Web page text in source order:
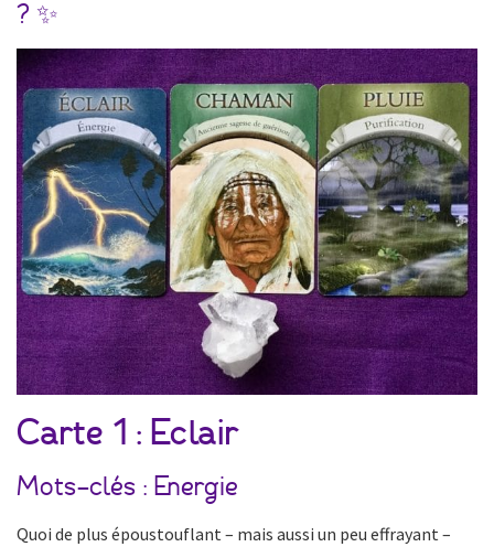
? ✨
Carte 1 : Eclair
Mots-clés : Energie
Quoi de plus époustouflant – mais aussi un peu effrayant –